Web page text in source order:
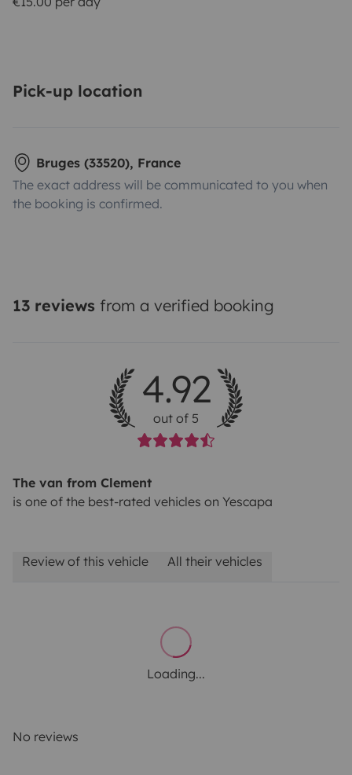
Pick-up location
Bruges (33520), France
The exact address will be communicated to you when
the booking is confirmed.
13 reviews from a verified booking
4.92
out of 5
The van from Clement
is one of the best-rated vehicles on Yescapa
Review of this vehicle All their vehicles
Loading...
No reviews